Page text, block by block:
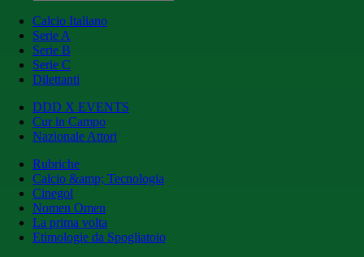
Calcio Italiano
Serie A
Serie B
Serie C
Dilettanti
DDD X EVENTS
Cur in Campo
Nazionale Attori
Rubriche
Calcio &amp; Tecnologia
Cinegol
Nomen Omen
La prima volta
Etimologie da Spogliatoio